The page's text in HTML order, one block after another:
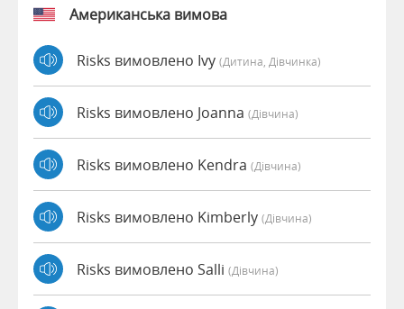
Американська вимова
Risks вимовлено Ivy (дитина, Дівчинка)
Risks вимовлено Joanna (дівчина)
Risks вимовлено Kendra (дівчина)
Risks вимовлено Kimberly (дівчина)
Risks вимовлено Salli (дівчина)